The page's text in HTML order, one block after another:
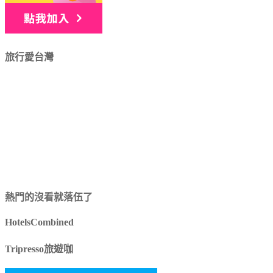
旅行愛台灣
熱門的沒看就落伍了
HotelsCombined
Tripresso旅遊咖